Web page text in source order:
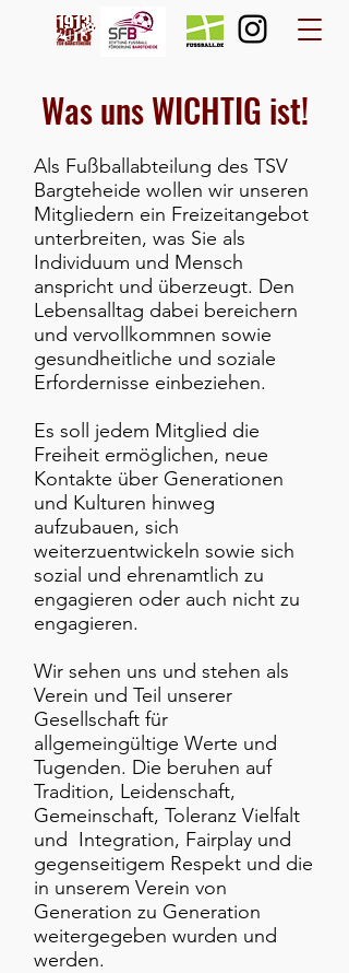
Was uns WICHTIG ist!
Als Fußballabteilung des TSV
Bargteheide wollen wir unseren
Mitgliedern ein Freizeitangebot
unterbreiten, was Sie als
Individuum und Mensch
anspricht und überzeugt. Den
Lebensalltag dabei bereichern
und vervollkommnen sowie
gesundheitliche und soziale
Erfordernisse einbeziehen.
Es soll jedem Mitglied die
Freiheit ermöglichen, neue
Kontakte über Generationen
und Kulturen hinweg
aufzubauen, sich
weiterzuentwickeln sowie sich
sozial und ehrenamtlich zu
engagieren oder auch nicht zu
engagieren.
Wir sehen uns und stehen als
Verein und Teil unserer
Gesellschaft für
allgemeingültige Werte und
Tugenden. Die beruhen auf
Tradition, Leidenschaft,
Gemeinschaft, Toleranz Vielfalt
und Integration, Fairplay und
gegenseitigem Respekt und die
in unserem Verein von
Generation zu Generation
weitergegeben wurden und
werden.